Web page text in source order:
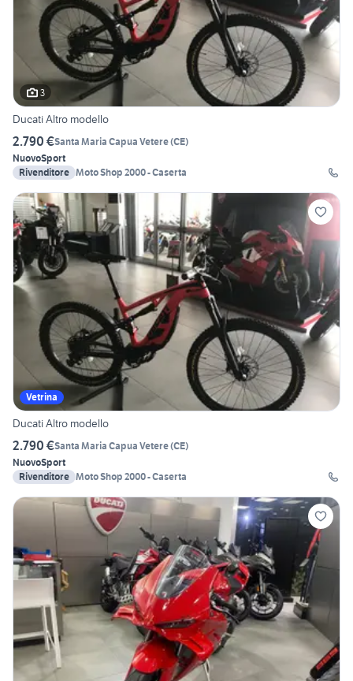
3
Ducati Altro modello
2.790 €Santa Maria Capua Vetere(CE)
NuovoSport
Rivenditore Moto Shop 2000 - Caserta
Vetrina
Ducati Altro modello
2.790 €Santa Maria Capua Vetere(CE)
NuovoSport
Rivenditore Moto Shop 2000 - Caserta